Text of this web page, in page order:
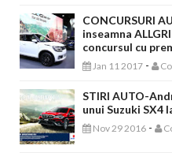
CONCURSURI
inseamna
concursul cu
Jan 11 2017 -
STIRI AUTO-
unui Suzuki SX4
Nov 29 2016 -